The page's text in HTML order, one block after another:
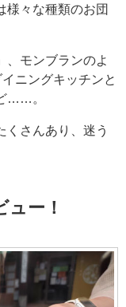
様々な種類のお団
、モンブランのよ
ニングキッチンと
……。
くさんあり、迷う
ー！